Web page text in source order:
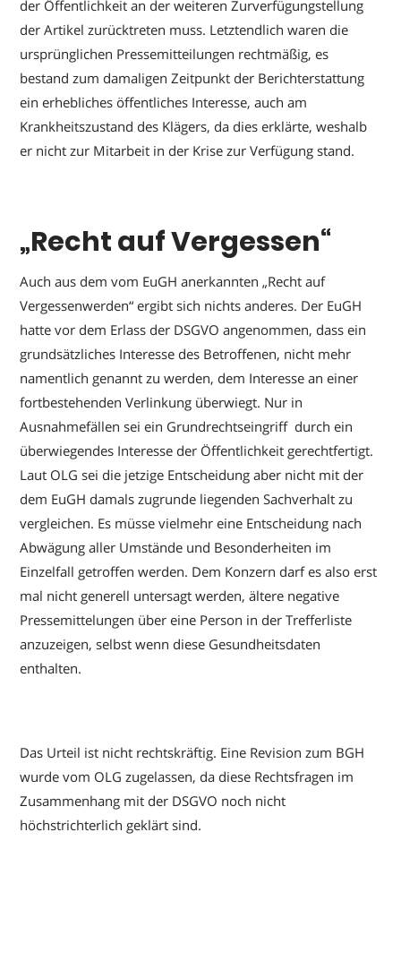
der Öffentlichkeit an der weiteren Zurverfügungstellung
der Artikel zurücktreten muss. Letztendlich waren die
ursprünglichen Pressemitteilungen rechtmäßig, es
bestand zum damaligen Zeitpunkt der Berichterstattung
ein erhebliches öffentliches Interesse, auch am
Krankheitszustand des Klägers, da dies erklärte, weshalb
er nicht zur Mitarbeit in der Krise zur Verfügung stand.
„Recht auf Vergessen“
Auch aus dem vom EuGH anerkannten „Recht auf
Vergessenwerden“ ergibt sich nichts anderes. Der EuGH
hatte vor dem Erlass der DSGVO angenommen, dass ein
grundsätzliches Interesse des Betroffenen, nicht mehr
namentlich genannt zu werden, dem Interesse an einer
fortbestehenden Verlinkung überwiegt. Nur in
Ausnahmefällen sei ein Grundrechtseingriff durch ein
überwiegendes Interesse der Öffentlichkeit gerechtfertigt.
Laut OLG sei die jetzige Entscheidung aber nicht mit der
dem EuGH damals zugrunde liegenden Sachverhalt zu
vergleichen. Es müsse vielmehr eine Entscheidung nach
Abwägung aller Umstände und Besonderheiten im
Einzelfall getroffen werden. Dem Konzern darf es also erst
mal nicht generell untersagt werden, ältere negative
Pressemittelungen über eine Person in der Trefferliste
anzuzeigen, selbst wenn diese Gesundheitsdaten
enthalten.
Das Urteil ist nicht rechtskräftig. Eine Revision zum BGH
wurde vom OLG zugelassen, da diese Rechtsfragen im
Zusammenhang mit der DSGVO noch nicht
höchstrichterlich geklärt sind.